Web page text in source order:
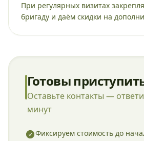
При регулярных визитах
бригаду и даём скидки на
Готовы
Оставьте контакты —
минут
Фиксируем стоимость до